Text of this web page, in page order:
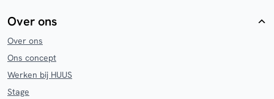
Over ons
Over ons
Ons concept
Werken bij HUUS
Stage